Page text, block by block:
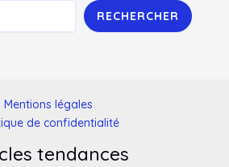
RECHERCHER
Mentions légales
de confidentialité
tendances